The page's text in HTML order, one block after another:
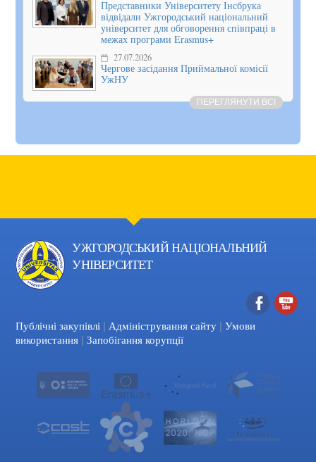
Представники Університету Інсбрука
відвідали Ужгородський національний
університет для обговорення співпраці в
межах програми Erasmus+
27.07.2026
Чергове засідання Приймальної комісії
УжНУ
ПЕРЕГЛЯНУТИ ВСІ
УЖГОРОДСЬКИЙ НАЦІОНАЛЬНИЙ
УНІВЕРСИТЕТ
Facebook
Публічні закупівлі | Адміністрування сайту | Умови
використання | Запобігання корупції